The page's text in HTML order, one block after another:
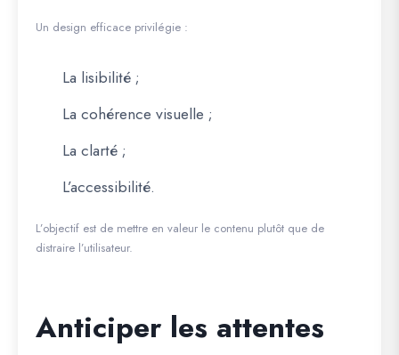
Un design efficace privilégie :
La lisibilité ;
La cohérence visuelle ;
La clarté ;
L’accessibilité.
L’objectif est de mettre en valeur le contenu plutôt que de
distraire l’utilisateur.
Anticiper les attentes